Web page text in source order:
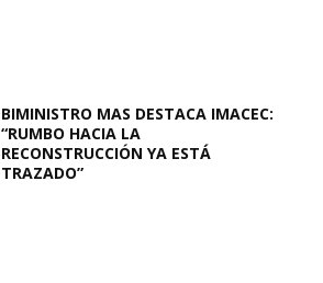
BIMINISTRO MAS DESTACA IMACEC:
“RUMBO HACIA LA
RECONSTRUCCIÓN YA ESTÁ
TRAZADO”